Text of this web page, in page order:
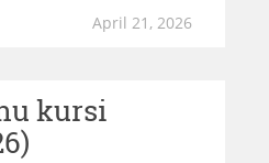
April 21, 2026
kursi